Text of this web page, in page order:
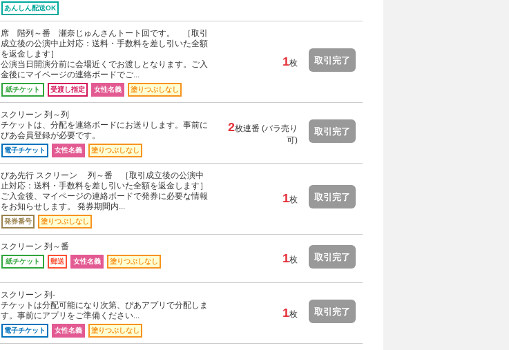
あんしん配送OK
席 階列～番 瀬奈じゅんさんトート回です。 ［取引
成立後の公演中止対応：送料・手数料を差し引いた全額
を返金します］
公演当日開演分前に会場近くでお渡しとなります。ご入
金後にマイページの連絡ボードでご...
紙チケット 受渡し指定 女性名義 塗りつぶしなし
1枚 取引完了
スクリーン 列～列
チケットは、分配を連絡ボードにお送りします。事前に
ぴあ会員登録が必要です。
電子チケット 女性名義 塗りつぶしなし
2枚連番 (バラ売り
可)
取引完了
ぴあ先行 スクリーン 列～番 ［取引成立後の公演中
止対応：送料・手数料を差し引いた全額を返金します］
ご入金後、マイページの連絡ボードで発券に必要な情報
をお知らせします。 発券期間内...
発券番号 塗りつぶしなし
1枚 取引完了
スクリーン 列～番
紙チケット 郵送 女性名義 塗りつぶしなし 1枚 取引完了
スクリーン 列-
チケットは分配可能になり次第、ぴあアプリで分配しま
す。事前にアプリをご準備ください...
電子チケット 女性名義 塗りつぶしなし
1枚 取引完了